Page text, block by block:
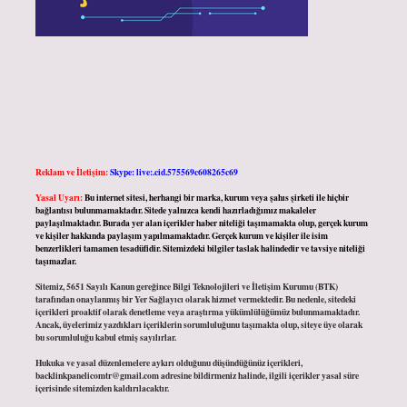
Reklam ve İletişim:Skype: live:.cid.575569c608265c69
Yasal Uyarı:Bu internet sitesi, herhangi bir marka, kurum veya şahıs şirketi ile hiçbir
bağlantısı bulunmamaktadır. Sitede yalnızca kendi hazırladığımız makaleler
paylaşılmaktadır. Burada yer alan içerikler haber niteliği taşımamakta olup, gerçek kurum
ve kişiler hakkında paylaşım yapılmamaktadır. Gerçek kurum ve kişiler ile isim
benzerlikleri tamamen tesadüfidir. Sitemizdeki bilgiler taslak halindedir ve tavsiye niteliği
taşımazlar.
Sitemiz, 5651 Sayılı Kanun gereğince Bilgi Teknolojileri ve İletişim Kurumu (BTK)
tarafından onaylanmış bir Yer Sağlayıcı olarak hizmet vermektedir. Bu nedenle, sitedeki
içerikleri proaktif olarak denetleme veya araştırma yükümlülüğümüz bulunmamaktadır.
Ancak, üyelerimiz yazdıkları içeriklerin sorumluluğunu taşımakta olup, siteye üye olarak
bu sorumluluğu kabul etmiş sayılırlar.
Hukuka ve yasal düzenlemelere aykırı olduğunu düşündüğünüz içerikleri,
backlinkpanelicomtr@gmail.comadresine bildirmeniz halinde, ilgili içerikler yasal süre
içerisinde sitemizden kaldırılacaktır.